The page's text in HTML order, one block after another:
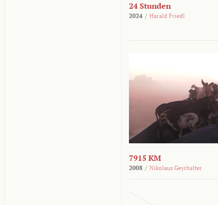
24 Stunden
2024 / Harald Friedl
7915 KM
2008 / Nikolaus Geyrhalter